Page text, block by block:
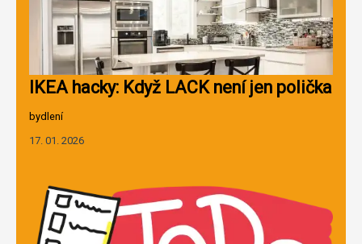
IKEA hacky: Když LACK není jen polička
bydlení
17. 01. 2026